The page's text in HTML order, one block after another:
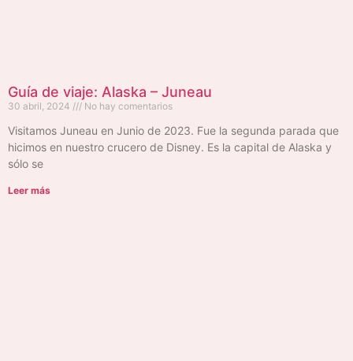
Guía de viaje: Alaska – Juneau
30 abril, 2024 No hay comentarios
Visitamos Juneau en Junio de 2023. Fue la segunda parada que
hicimos en nuestro crucero de Disney. Es la capital de Alaska y
sólo se
Leer más